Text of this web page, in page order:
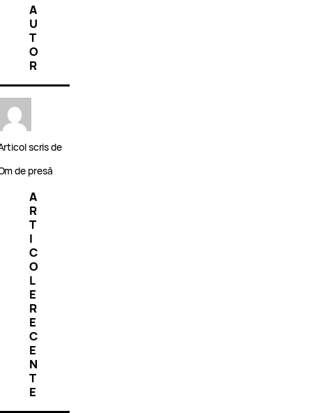
A
U
T
O
R
scris de
de presă
A
R
T
I
C
O
L
E
R
E
C
E
N
T
E